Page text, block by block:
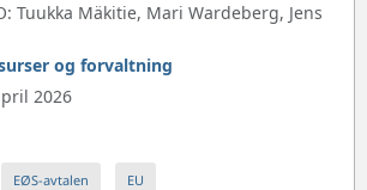
Tuukka Mäkitie, Mari Wardeberg, Jens
og forvaltning
2026
EØS-avtalen EU